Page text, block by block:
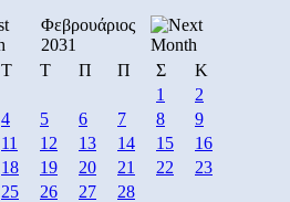
Φεβρουάριος
2031
Τ Τ Π Π Σ
Κ
1
2
4 5 6 7 8
9
11 12 13 14 15
16
18 19 20 21 22
23
25 26 27 28